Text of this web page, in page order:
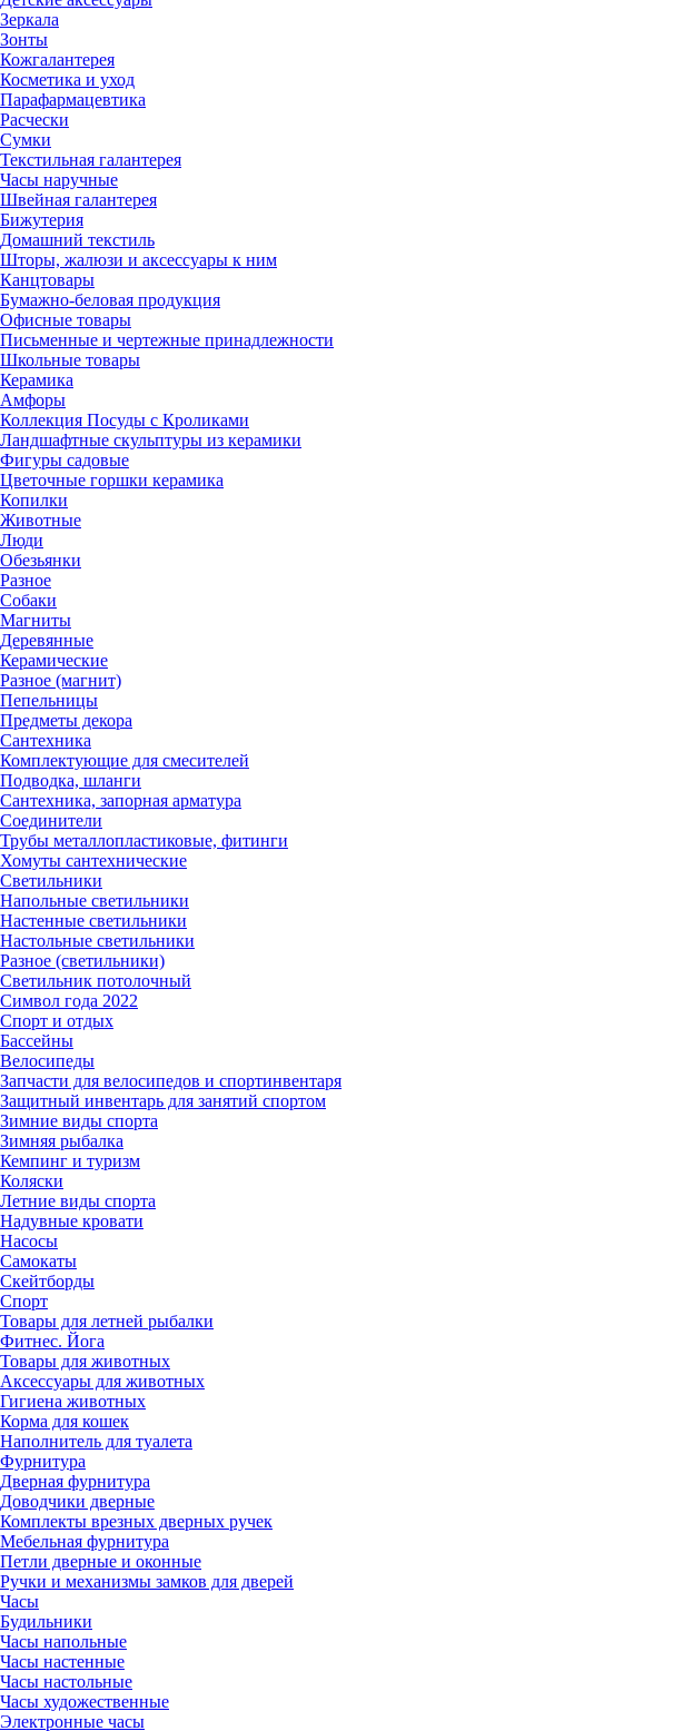
Зеркала
Зонты
Кожгалантерея
Косметика и уход
Парафармацевтика
Расчески
Сумки
Текстильная галантерея
Часы наручные
Швейная галантерея
Бижутерия
Домашний текстиль
Шторы, жалюзи и аксессуары к ним
Канцтовары
Бумажно-беловая продукция
Офисные товары
Письменные и чертежные принадлежности
Школьные товары
Керамика
Амфоры
Коллекция Посуды с Кроликами
Ландшафтные скульптуры из керамики
Фигуры садовые
Цветочные горшки керамика
Копилки
Животные
Люди
Обезьянки
Разное
Собаки
Магниты
Деревянные
Керамические
Разное (магнит)
Пепельницы
Предметы декора
Сантехника
Комплектующие для смесителей
Подводка, шланги
Сантехника, запорная арматура
Соединители
Трубы металлопластиковые, фитинги
Хомуты сантехнические
Светильники
Напольные светильники
Настенные светильники
Настольные светильники
Разное (светильники)
Светильник потолочный
Символ года 2022
Спорт и отдых
Бассейны
Велосипеды
Запчасти для велосипедов и спортинвентаря
Защитный инвентарь для занятий спортом
Зимние виды спорта
Зимняя рыбалка
Кемпинг и туризм
Коляски
Летние виды спорта
Надувные кровати
Насосы
Самокаты
Скейтборды
Спорт
Товары для летней рыбалки
Фитнес. Йога
Товары для животных
Аксессуары для животных
Гигиена животных
Корма для кошек
Наполнитель для туалета
Фурнитура
Дверная фурнитура
Доводчики дверные
Комплекты врезных дверных ручек
Мебельная фурнитура
Петли дверные и оконные
Ручки и механизмы замков для дверей
Часы
Будильники
Часы напольные
Часы настенные
Часы настольные
Часы художественные
Электронные часы